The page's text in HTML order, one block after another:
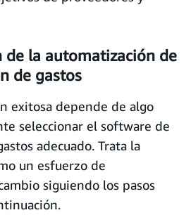
de la automatización de
de gastos
exitosa depende de algo
seleccionar el software de
adecuado. Trata la
un esfuerzo de
siguiendo los pasos